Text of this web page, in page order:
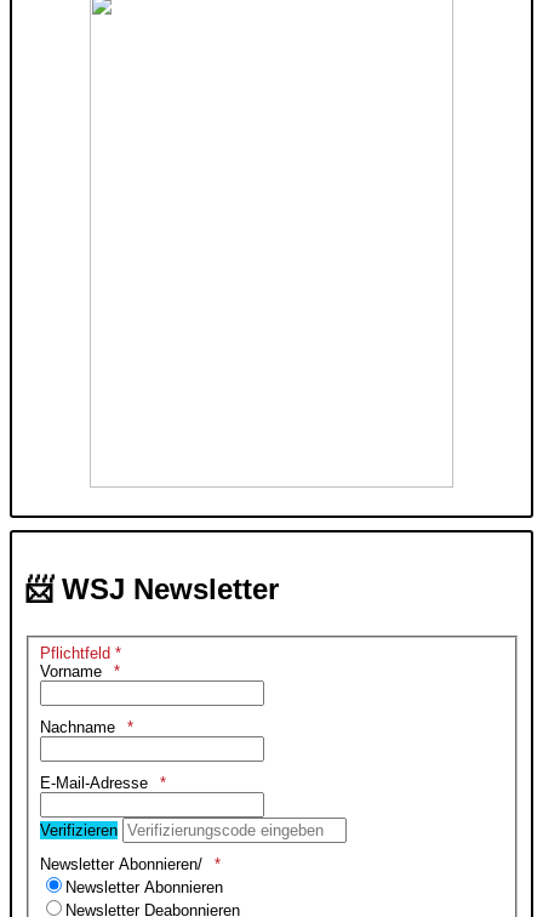
📨 WSJ Newsletter
Pflichtfeld *
Vorname
Nachname
E-Mail-Adresse
Verifizieren
Newsletter Abonnieren/
Newsletter Abonnieren
Newsletter Deabonnieren